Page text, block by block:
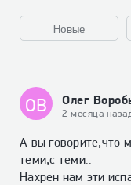
Новые
ОВ Олег
2 месяца
А вы говорите,что
теми,с теми..
Нахрен нам эти